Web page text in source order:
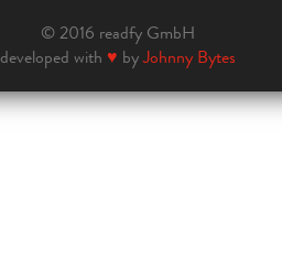
© 2016 readfy GmbH
developed with ♥ byJohnny Bytes